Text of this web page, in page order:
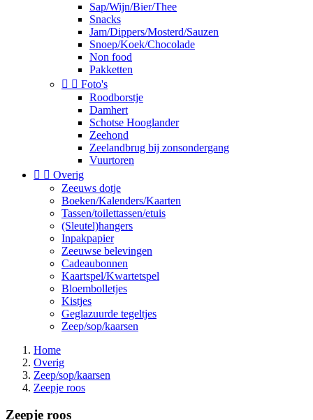
Sap/Wijn/Bier/Thee
Snacks
Jam/Dippers/Mosterd/Sauzen
Snoep/Koek/Chocolade
Non food
Pakketten
  Foto's
Roodborstje
Damhert
Schotse Hooglander
Zeehond
Zeelandbrug bij zonsondergang
Vuurtoren
  Overig
Zeeuws dotje
Boeken/Kalenders/Kaarten
Tassen/toilettassen/etuis
(Sleutel)hangers
Inpakpapier
Zeeuwse belevingen
Cadeaubonnen
Kaartspel/Kwartetspel
Bloembolletjes
Kistjes
Geglazuurde tegeltjes
Zeep/sop/kaarsen
Home
Overig
Zeep/sop/kaarsen
Zeepje roos
Zeepje roos